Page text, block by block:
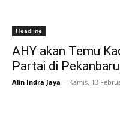
Headline
AHY akan Temu
Partai di
Alin Indra Jaya - Kamis, 13